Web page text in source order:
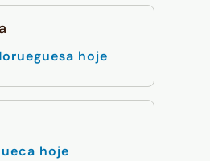
hoje
hoje